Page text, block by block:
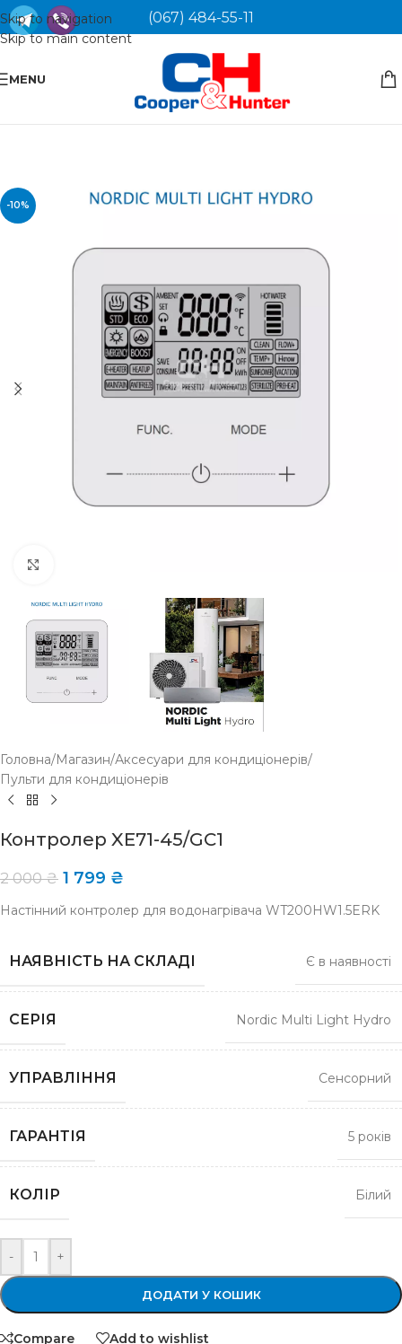
Skip to navigation
Skip to main content
(067) 484-55-11
MENU
-10%
Головна/Магазин/Аксесуари для кондиціонерів/
Пульти для кондиціонерів
Контролер XE71-45/GC1
2 000₴ 1 799 ₴
Настінний контролер для водонагрівача WT200HW1.5ERK
НАЯВНІСТЬ НА СКЛАДІ Є в наявності
СЕРІЯ Nordic Multi Light Hydro
УПРАВЛІННЯ Сенсорний
ГАРАНТІЯ 5 років
КОЛІР Білий
- +
ДОДАТИ У КОШИК
Compare Add to wishlist